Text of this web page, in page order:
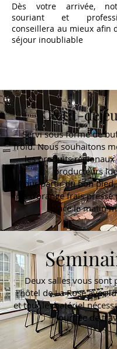
Dès votre arrivée,
souriant et
conseillera au mieux afin
séjour inoubliable
Petit-
Servi sous forme de
froid. Nous souhaitons
les produits régionaux
producteurs
Pour partir du bon
jus d’orange frais
place le matin
Deux salles vous sont
l'hôtel de La Rose avec
et tout le matériel
journée de